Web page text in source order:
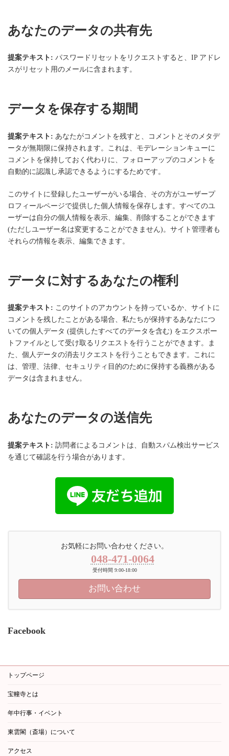
あなたのデータの共有先
提案テキスト: パスワードリセットをリクエストすると、IP アドレ
スがリセット用のメールに含まれます。
データを保存する期間
提案テキスト: あなたがコメントを残すと、コメントとそのメタデ
ータが無期限に保持されます。これは、モデレーションキューに
コメントを保持しておく代わりに、フォローアップのコメントを
自動的に認識し承認できるようにするためです。
このサイトに登録したユーザーがいる場合、その方がユーザープ
ロフィールページで提供した個人情報を保存します。すべてのユ
ーザーは自分の個人情報を表示、編集、削除することができます
(ただしユーザー名は変更することができません)。サイト管理者も
それらの情報を表示、編集できます。
データに対するあなたの権利
提案テキスト: このサイトのアカウントを持っているか、サイトに
コメントを残したことがある場合、私たちが保持するあなたにつ
いての個人データ (提供したすべてのデータを含む) をエクスポー
トファイルとして受け取るリクエストを行うことができます。ま
た、個人データの消去リクエストを行うこともできます。これに
は、管理、法律、セキュリティ目的のために保持する義務がある
データは含まれません。
あなたのデータの送信先
提案テキスト: 訪問者によるコメントは、自動スパム検出サービス
を通じて確認を行う場合があります。
お気軽にお問い合わせください。
048-471-0064
受付時間 9:00-18:00
お問い合わせ
Facebook
トップページ
宝幢寺とは
年中行事・イベント
東雲閣（斎場）について
アクセス